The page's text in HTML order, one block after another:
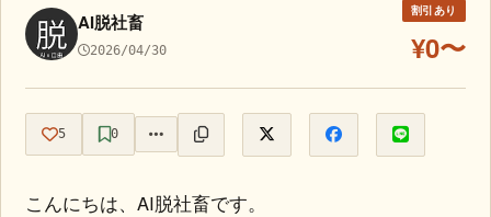
AI脱社畜
2026/04/30
割引あり
¥0〜
5 0
こんにちは、AI脱社畜です。